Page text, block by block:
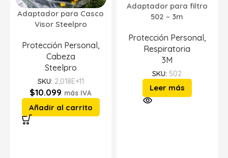
Adaptador para Casco
Visor Steelpro
Protección Personal,
Cabeza
Steelpro
SKU: 2,018E+11
$10.099 más IVA
Añadir al carrito
Adaptador para filtro
502 – 3m
Protección Personal,
Respiratoria
3M
SKU: 502
Leer más